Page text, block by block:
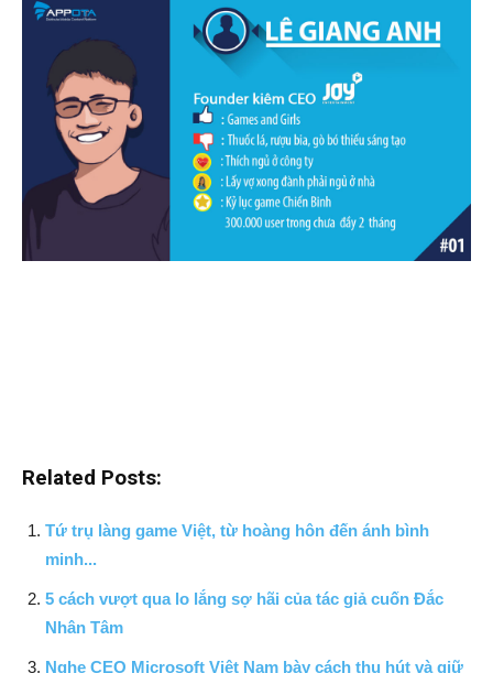
Related Posts:
Tứ trụ làng game Việt, từ hoàng hôn đến ánh bình
minh...
5 cách vượt qua lo lắng sợ hãi của tác giả cuốn Đắc
Nhân Tâm
Nghe CEO Microsoft Việt Nam bày cách thu hút và giữ